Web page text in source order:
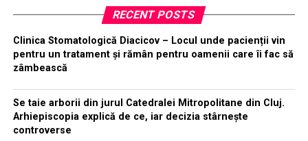
RECENT POSTS
Clinica Stomatologică Diacicov – Locul unde pacienții vin
pentru un tratament și rămân pentru oamenii care îi fac să
zâmbească
Se taie arborii din jurul Catedralei Mitropolitane din Cluj.
Arhiepiscopia explică de ce, iar decizia stârnește
controverse